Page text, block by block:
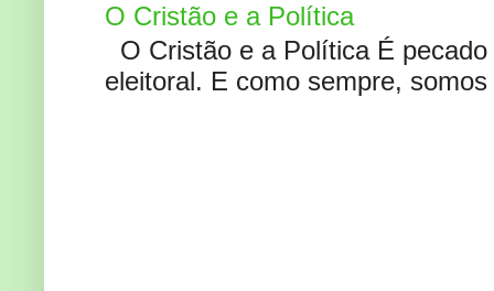
O Cristão e a Política
O Cristão e a Política É
eleitoral. E como sempre,